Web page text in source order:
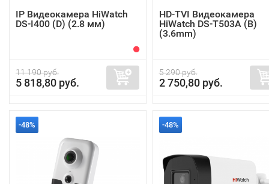
IP Видеокамера HiWatch
DS-I400 (D) (2.8 мм)
11 190 руб.
5 818,80 руб.
HD-TVI Видеокамера
HiWatch DS-T503A (B)
(3.6mm)
5 290 руб.
2 750,80 руб.
-48% -48%